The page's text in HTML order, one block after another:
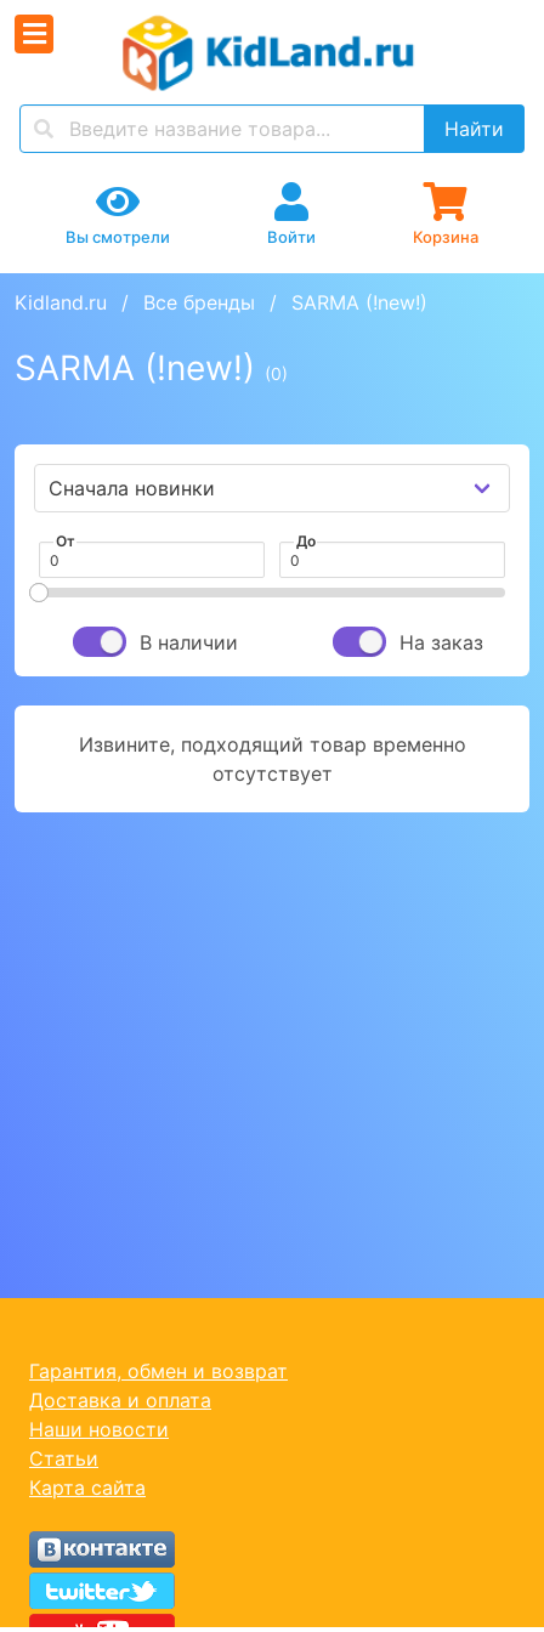
Найти
Вы смотрели Войти Корзина
Kidland.ru Все бренды SARMA (!new!)
SARMA (!new!) (0)
От До
В наличии На заказ
Извините, подходящий товар временно
отсутствует
Гарантия, обмен и возврат
Доставка и оплата
Наши новости
Статьи
Карта сайта